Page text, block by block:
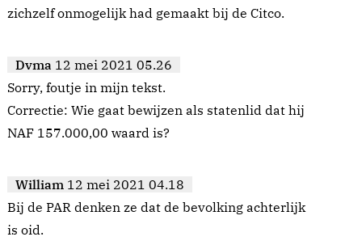
zichzelf onmogelijk had gemaakt bij de Citco.
Dvma 12 mei 2021 05.26
Sorry, foutje in mijn tekst.
Correctie: Wie gaat bewijzen als statenlid dat hij
NAF 157.000,00 waard is?
William 12 mei 2021 04.18
Bij de PAR denken ze dat de bevolking achterlijk
is oid.